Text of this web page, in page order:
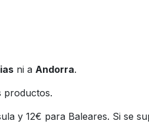
ni a Andorra.
productos.
y 12€ para Baleares. Si se